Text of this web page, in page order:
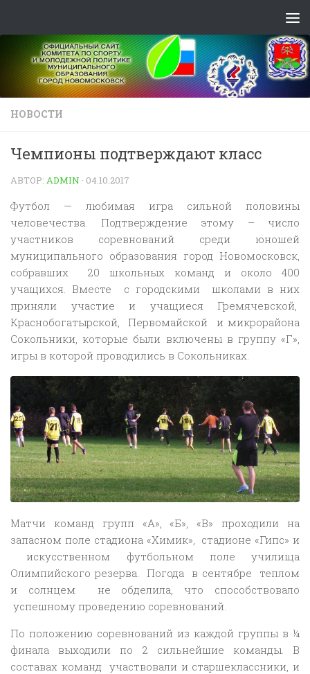
НОВОСТИ
Чемпионы подтверждают класс
АВТОР: ADMIN · 04.10.2017
Футбол — любимая игра сильной половины
человечества. Подтверждение этому – число
участников соревнований среди юношей
муниципального образования город Новомосковск,
собравших 20 школьных команд и около 400
учащихся. Вместе с городскими школами в них
приняли участие и учащиеся Гремячевской,
Краснобогатырской, Первомайской и микрорайона
Сокольники, которые были включены в группу «Г»,
игры в которой проводились в Сокольниках.
Матчи команд групп «А», «Б», «В» проходили на
запасном поле стадиона «Химик», стадионе «Гипс» и
искусственном футбольном поле училища
Олимпийского резерва. Погода в сентябре теплом
и солнцем не обделила, что способствовало
успешному проведению соревнований.
По положению соревнований из каждой группы в ¼
финала выходили по 2 сильнейшие команды. В
составах команд участвовали и старшеклассники, и